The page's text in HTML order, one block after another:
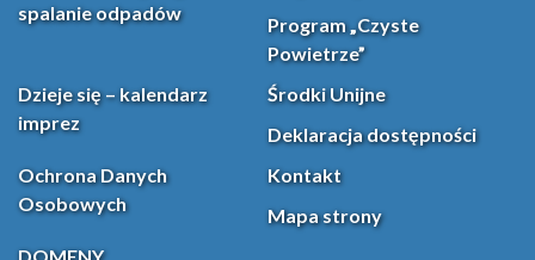
spalanie odpadów
Program „Czyste
Powietrze”
Dzieje się – kalendarz
imprez
Środki Unijne
Deklaracja dostępności
Ochrona Danych
Osobowych
Kontakt
Mapa strony